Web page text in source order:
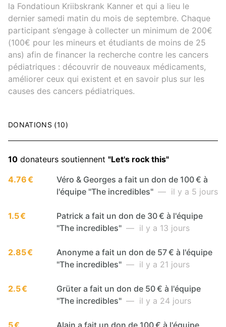
la Fondatioun Kriibskrank Kanner et qui a lieu le
dernier samedi matin du mois de septembre. Chaque
participant s’engage à collecter un minimum de 200€
(100€ pour les mineurs et étudiants de moins de 25
ans) afin de financer la recherche contre les cancers
pédiatriques : découvrir de nouveaux médicaments,
améliorer ceux qui existent et en savoir plus sur les
causes des cancers pédiatriques.
DONATIONS (10)
10 donateurs soutiennent "Let's rock this"
4.76 €
Véro & Georges a fait un don de 100 € à
l'équipe "The incredibles" — il y a 5 jours
1.5 €
Patrick a fait un don de 30 € à l'équipe
"The incredibles" — il y a 13 jours
2.85 €
Anonyme a fait un don de 57 € à l'équipe
"The incredibles" — il y a 21 jours
2.5 €
Grüter a fait un don de 50 € à l'équipe
"The incredibles" — il y a 24 jours
5 € Alain a fait un don de 100 € à l'équipe